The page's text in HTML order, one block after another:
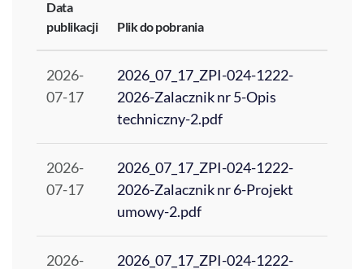
Data
publikacji
Plik do pobrania
2026-
07-17
2026_07_17_ZPI-024-1222-
2026-Zalacznik nr 5-Opis
techniczny-2.pdf
2026-
07-17
2026_07_17_ZPI-024-1222-
2026-Zalacznik nr 6-Projekt
umowy-2.pdf
2026-
2026_07_17_ZPI-024-1222-